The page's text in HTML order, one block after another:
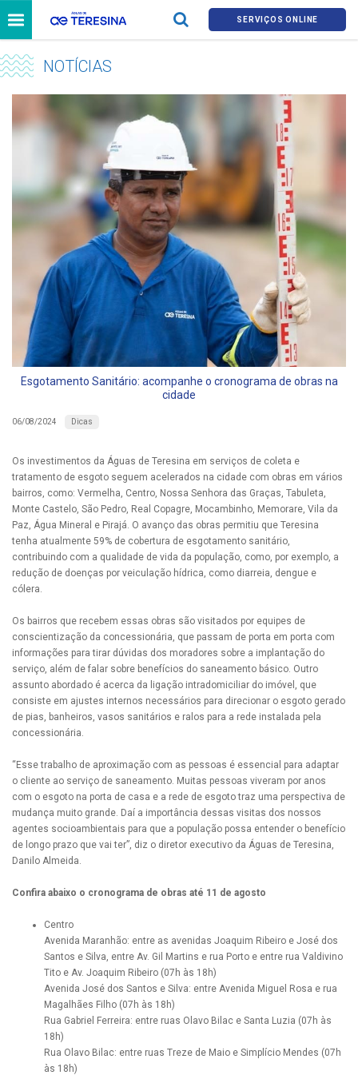
SERVIÇOS ONLINE
NOTÍCIAS
Esgotamento Sanitário: acompanhe o cronograma de obras na
cidade
06/08/2024 Dicas
Os investimentos da Águas de Teresina em serviços de coleta e
tratamento de esgoto seguem acelerados na cidade com obras em vários
bairros, como: Vermelha, Centro, Nossa Senhora das Graças, Tabuleta,
Monte Castelo, São Pedro, Real Copagre, Mocambinho, Memorare, Vila da
Paz, Água Mineral e Pirajá. O avanço das obras permitiu que Teresina
tenha atualmente 59% de cobertura de esgotamento sanitário,
contribuindo com a qualidade de vida da população, como, por exemplo, a
redução de doenças por veiculação hídrica, como diarreia, dengue e
cólera.
Os bairros que recebem essas obras são visitados por equipes de
conscientização da concessionária, que passam de porta em porta com
informações para tirar dúvidas dos moradores sobre a implantação do
serviço, além de falar sobre benefícios do saneamento básico. Outro
assunto abordado é acerca da ligação intradomiciliar do imóvel, que
consiste em ajustes internos necessários para direcionar o esgoto gerado
de pias, banheiros, vasos sanitários e ralos para a rede instalada pela
concessionária.
“Esse trabalho de aproximação com as pessoas é essencial para adaptar
o cliente ao serviço de saneamento. Muitas pessoas viveram por anos
com o esgoto na porta de casa e a rede de esgoto traz uma perspectiva de
mudança muito grande. Daí a importância dessas visitas dos nossos
agentes socioambientais para que a população possa entender o benefício
de longo prazo que vai ter”, diz o diretor executivo da Águas de Teresina,
Danilo Almeida.
Confira abaixo o cronograma de obras até 11 de agosto
Centro
Avenida Maranhão: entre as avenidas Joaquim Ribeiro e José dos
Santos e Silva, entre Av. Gil Martins e rua Porto e entre rua Valdivino
Tito e Av. Joaquim Ribeiro (07h às 18h)
Avenida José dos Santos e Silva: entre Avenida Miguel Rosa e rua
Magalhães Filho (07h às 18h)
Rua Gabriel Ferreira: entre ruas Olavo Bilac e Santa Luzia (07h às
18h)
Rua Olavo Bilac: entre ruas Treze de Maio e Simplício Mendes (07h
às 18h)